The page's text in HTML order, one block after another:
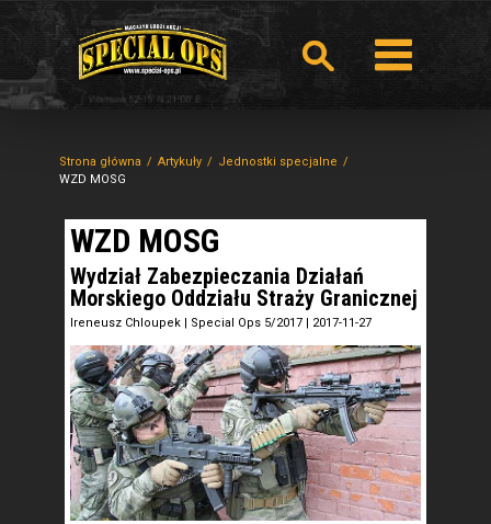
Strona główna Artykuły
Jednostki specjalne
WZD MOSG
WZD MOSG
Wydział Zabezpieczania Działań
Morskiego Oddziału Straży Granicznej
Ireneusz Chloupek | Special Ops 5/2017 | 2017-11-27